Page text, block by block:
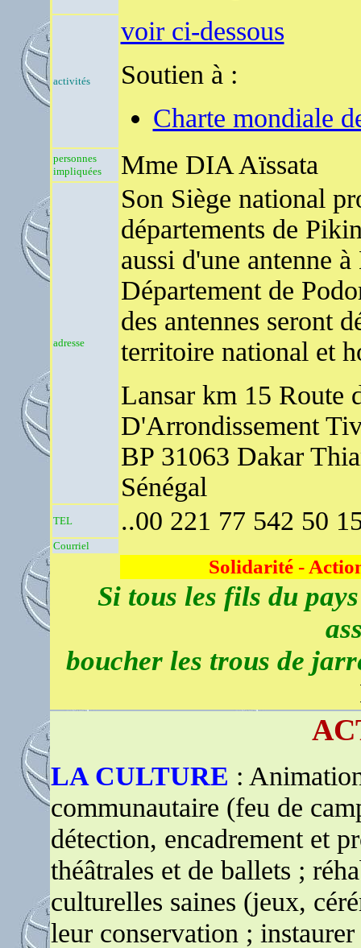
activités
voir ci-dessous
Soutien à :
Charte mondiale
personnes
impliquées
Mme DIA Aïssata
adresse
Son Siège national
départements de
aussi d'une antenne
Département de
des antennes seront
territoire national et
Lansar km 15 Route
D'Arrondissement
BP 31063 Dakar
Sénégal
TEL ..00 221 77 542 50
Courriel
Solidarité -
Si tous les fils du
boucher les trous de
LA CULTURE :
communautaire (feu de
détection, encadrement et
théâtrales et de ballets ;
culturelles saines (jeux,
leur conservation ;